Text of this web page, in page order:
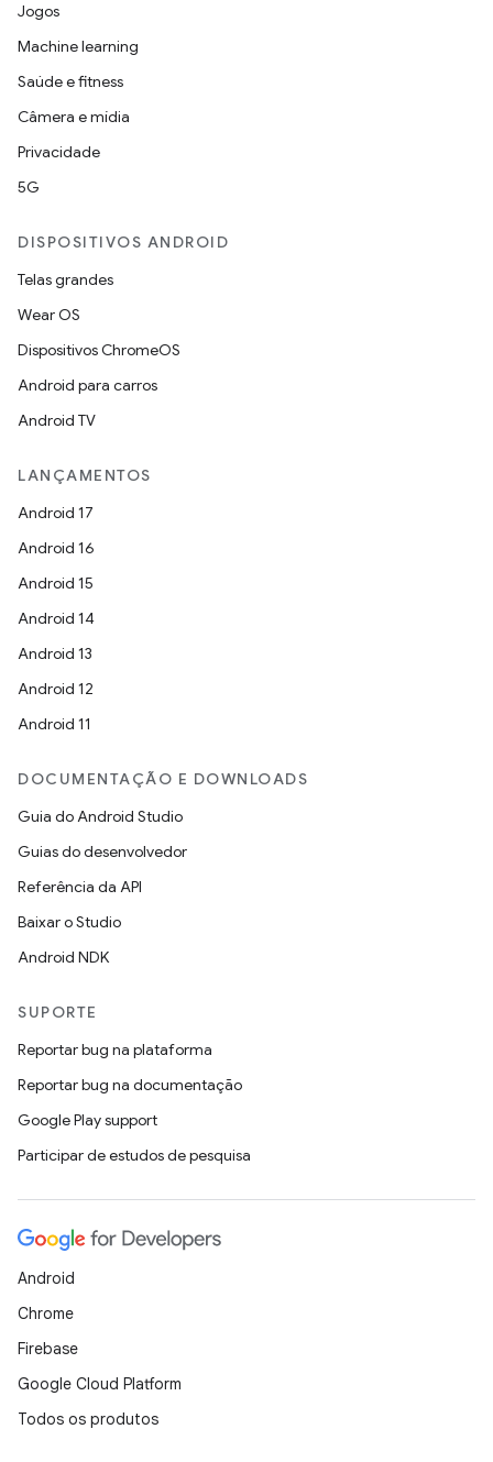
Jogos
Machine learning
Saúde e fitness
Câmera e mídia
Privacidade
5G
DISPOSITIVOS ANDROID
Telas grandes
Wear OS
Dispositivos ChromeOS
Android para carros
Android TV
LANÇAMENTOS
Android 17
Android 16
Android 15
Android 14
Android 13
Android 12
Android 11
DOCUMENTAÇÃO E DOWNLOADS
Guia do Android Studio
Guias do desenvolvedor
Referência da API
Baixar o Studio
Android NDK
SUPORTE
Reportar bug na plataforma
Reportar bug na documentação
Google Play support
Participar de estudos de pesquisa
Android
Chrome
Firebase
Google Cloud Platform
Todos os produtos